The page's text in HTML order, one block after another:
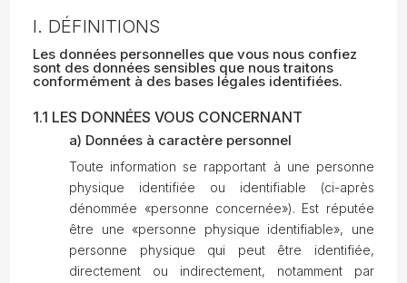
I. DÉFINITIONS
Les données personnelles que vous nous confiez
sont des données sensibles que nous traitons
conformément à des bases légales identifiées.
1.1 LES DONNÉES VOUS CONCERNANT
a) Données à caractère personnel
Toute information se rapportant à une personne
physique identifiée ou identifiable (ci-après
dénommée «personne concernée»). Est réputée
être une «personne physique identifiable», une
personne physique qui peut être identifiée,
directement ou indirectement, notamment par